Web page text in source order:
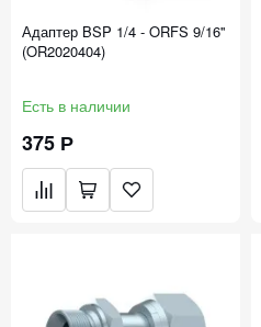
Адаптер BSP 1/4 - ORFS 9/16''
(OR2020404)
Есть в наличии
375 Р